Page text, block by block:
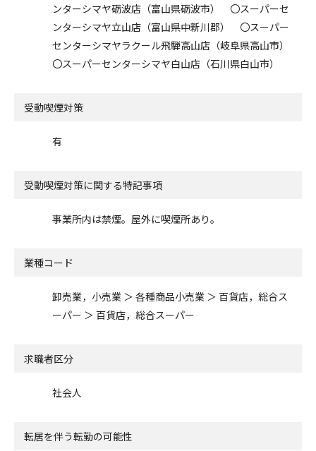
ンターシマヤ砺波店（富山県砺波市） 〇スーパーセ
ンターシマヤ立山店（富山県中新川郡） 〇スーパー
センターシマヤラクール飛騨高山店（岐阜県高山市）
〇スーパーセンターシマヤ白山店（石川県白山市）
受動喫煙対策
有
受動喫煙対策に関する特記事項
事業所内は禁煙。屋外に喫煙所あり。
業種コード
卸売業，小売業 ＞ 各種商品小売業 ＞ 百貨店，総合ス
ーパー ＞ 百貨店，総合スーパー
求職者区分
社会人
転居を伴う転勤の可能性